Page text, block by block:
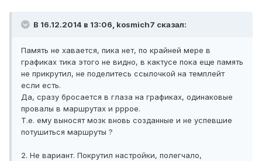
В 16.12.2014 в 13:06, kosmich7 сказал:
Память не хавается, пика нет, по крайней мере в
графиках тика этого не видно, в кактусе пока еще память
не прикрутил, не поделитесь ссылочкой на темплейт
если есть.
Да, сразу бросается в глаза на графиках, одинаковые
провалы в маршрутах и pppoe.
Т.е. ему выносят мозк вновь созданные и не успевшие
потушиться маршруты ?
2. Не вариант. Покрутил настройки, полегчало,